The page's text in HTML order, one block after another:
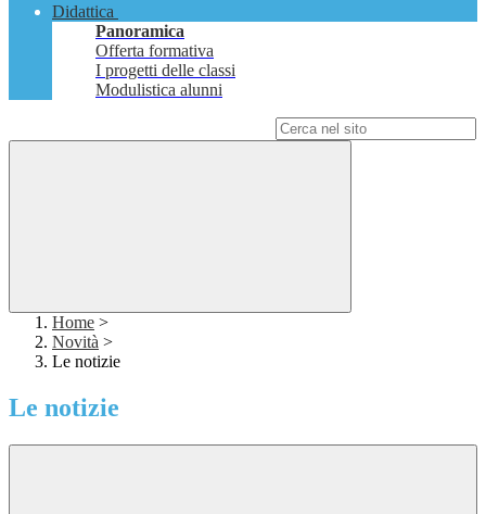
Didattica
Panoramica
Offerta formativa
I progetti delle classi
Modulistica alunni
Home >
Novità >
Le notizie
Le notizie